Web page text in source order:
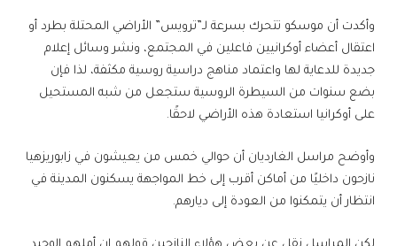
وأكدت أن موسكو تتحرك بسرعة لـ”ترويس” الأراضي المحتلة بطرد أو
اعتقال أعضاء أوكرانيين فاعلين في المجتمع، ونشر وسائل إعلام
جديدة للدعاية لها واعتماد مناهج دراسية روسية مكثفة، لذا فإن
بضع سنوات من السيطرة الروسية ستجعل من شبه المستحيل
على أوكرانيا استعادة هذه الأراضي لاحقًا.
وأوضح مراسل الغارديان أن حوالي خمس من يعيشون في زابوريزهيا
نازحون داخليًا من أماكن أقرب إلى خط المواجهة يسكنون المدينة في
انتظار أن يتمكنوا من العودة إلى ديارهم.